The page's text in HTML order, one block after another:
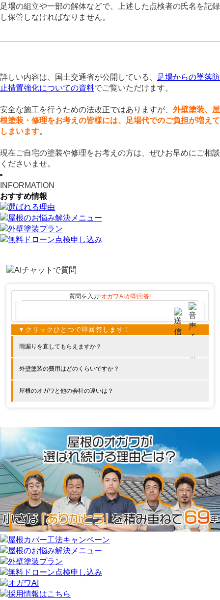
足場の組立や一部の解体などで、上述した点検者の氏名を記録
し保管しなければなりません。
詳しい内容は、国土交通省が公開している、
足場からの墜落防
止措置強化についての資料でご覧いただけます。
安全な施工を行うための法改正ではありますが、 外壁塗装、屋
根塗装・修理をお考えの皆様には、足場代でのご負担が増えて
しまいます。
現在ご自宅の塗装や修理をお考えの方は、ぜひお早めにご相談
くださいませ。
INFORMATION
おすすめ情報
質問を入力!オガワAIが即回答!
雨漏りを直してもらえますか？
外壁塗装の費用はどのくらいですか？
屋根のオガワと他の会社の違いは？